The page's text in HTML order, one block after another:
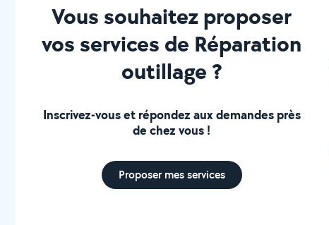
Vous souhaitez proposer
vos services de Réparation
outillage ?
Inscrivez-vous et répondez aux demandes près
de chez vous !
Proposer mes services